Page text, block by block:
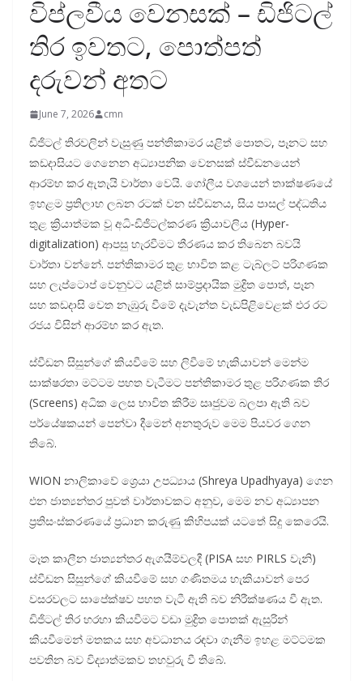
විප්ලවීය වෙනසක් – ඩිජිටල්
තිර ඉවතට, පොත්පත්
දරුවන් අතට
June 7, 2026 cmn
ඩිජිටල් තිරවලින් වැසුණු පන්තිකාමර යළිත් පොතට, පෑනට සහ
කඩදාසියට ගෙනෙන අධ්‍යාපනික වෙනසක් ස්වීඩනයෙන්
ආරම්භ කර ඇතැයි වාර්තා වෙයි. ගෝලීය වශයෙන් තාක්ෂණයේ
ඉහළම ප්‍රතිලාභ ලබන රටක් වන ස්වීඩනය, සිය පාසල් පද්ධතිය
තුළ ක්‍රියාත්මක වූ අධි-ඩිජිටල්කරණ ක්‍රියාවලිය (Hyper-
digitalization) ආපසු හැරවීමට තීරණය කර තිබෙන බවයි
වාර්තා වන්නේ. පන්තිකාමර තුළ භාවිත කළ ටැබ්ලට් පරිගණක
සහ ලැප්ටොප් වෙනුවට යළිත් සාම්ප්‍රදායික මුද්‍රිත පොත්, පෑන
සහ කඩදාසි වෙත නැඹුරු වීමේ දැවැන්ත වැඩපිළිවෙළක් එර රට
රජය විසින් ආරම්භ කර ඇත.
ස්වීඩන සිසුන්ගේ කියවීමේ සහ ලිවීමේ හැකියාවන් මෙන්ම
සාක්ෂරතා මට්ටම පහත වැටීමට පන්තිකාමර තුළ පරිගණක තිර
(Screens) අධික ලෙස භාවිත කිරීම සෘජුවම බලපා ඇති බව
පර්යේෂකයන් පෙන්වා දීමෙන් අනතුරුව මෙම පියවර ගෙන
තිබේ.
WION නාලිකාවේ ශ්‍රෙයා උපධ්‍යාය (Shreya Upadhyaya) ගෙන
එන ජාත්‍යන්තර පුවත් වාර්තාවකට අනුව, මෙම නව අධ්‍යාපන
ප්‍රතිසංස්කරණයේ ප්‍රධාන කරුණු කිහිපයක් යටතේ සිදු කෙරෙයි.
මෑත කාලීන ජාත්‍යන්තර ඇගයීම්වලදී (PISA සහ PIRLS වැනි)
ස්වීඩන සිසුන්ගේ කියවීමේ සහ ගණිතමය හැකියාවන් පෙර
වසරවලට සාපේක්ෂව පහත වැටී ඇති බව නිරීක්ෂණය වී ඇත.
ඩිජිටල් තිර හරහා කියවීමට වඩා මුද්‍රිත පොතක් ඇසුරින්
කියවීමෙන් මතකය සහ අවධානය රඳවා ගැනීම ඉහළ මට්ටමක
පවතින බව විද්‍යාත්මකව තහවුරු වී තිබේ.